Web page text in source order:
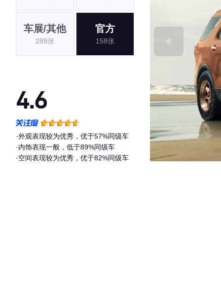
车展/其他
288张
官方
158张
4.6
·外观表现较为优秀，优于57%同级车
·内饰表现一般，低于89%同级车
·空间表现较为优秀，优于82%同级车